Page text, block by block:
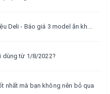
Deli - Báo giá 3 model ăn kh...
dùng từ 1/8/2022?
nhất mà bạn không nên bỏ qua